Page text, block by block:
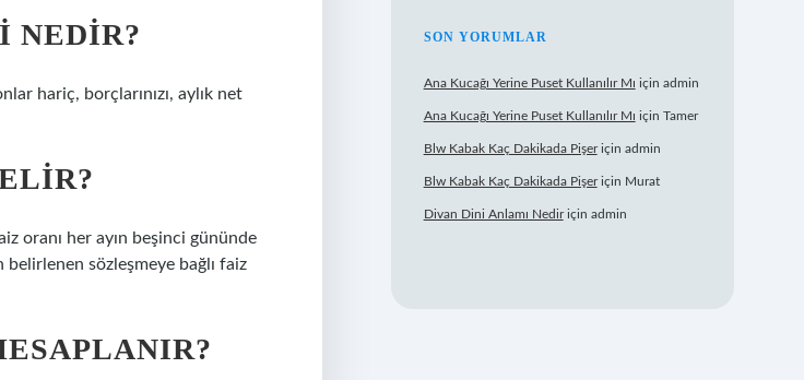
NEDIR?
hariç, borçlarınızı, aylık net
oranı her ayın beşinci gününde
belirlenen sözleşmeye bağlı faiz
SON YORUMLAR
Ana Kucağı Yerine Puset Kullanılır Mı için admin
Ana Kucağı Yerine Puset Kullanılır Mı için Tamer
Blw Kabak Kaç Dakikada Pişeriçin admin
Blw Kabak Kaç Dakikada Pişeriçin Murat
Divan Dini Anlamı Nediriçin admin